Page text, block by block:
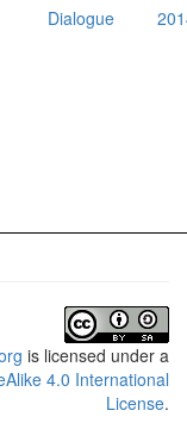
Dialogue
is licensed under a
4.0 International
License.